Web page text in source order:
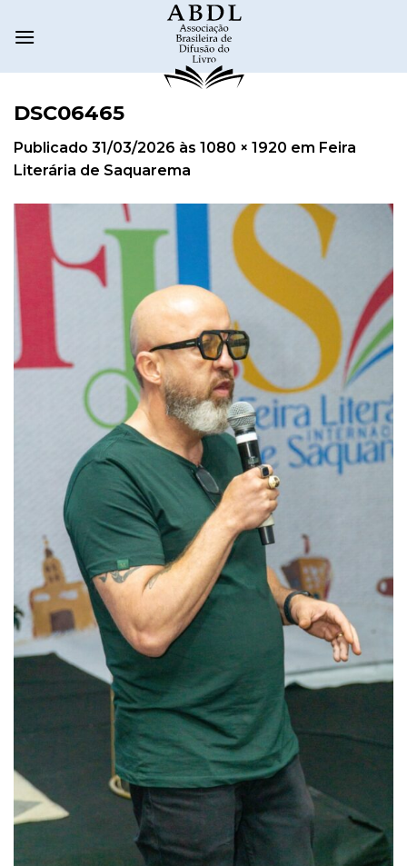
DSC06465
Publicado 31/03/2026 às 1080 × 1920 em Feira
Literária de Saquarema